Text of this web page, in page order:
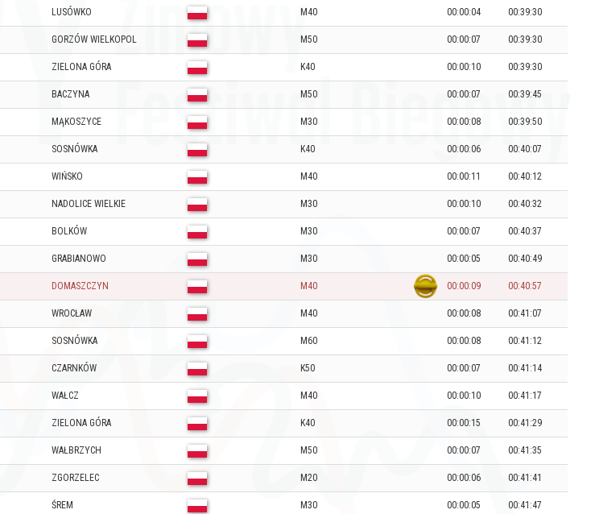
LUSÓWKO M40 00:00:04 00:39:30
GORZÓW WIELKOPOL M50 00:00:07 00:39:30
ZIELONA GÓRA K40 00:00:10 00:39:30
BACZYNA M50 00:00:07 00:39:45
MĄKOSZYCE M30 00:00:08 00:39:50
SOSNÓWKA K40 00:00:06 00:40:07
WIŃSKO M40 00:00:11 00:40:12
NADOLICE WIELKIE M30 00:00:10 00:40:32
BOLKÓW M30 00:00:07 00:40:37
GRABIANOWO M30 00:00:05 00:40:49
DOMASZCZYN M40 00:00:09 00:40:57
WROCŁAW M40 00:00:08 00:41:07
SOSNÓWKA M60 00:00:08 00:41:12
CZARNKÓW K50 00:00:07 00:41:14
WAŁCZ M40 00:00:10 00:41:17
ZIELONA GÓRA K40 00:00:15 00:41:29
WAŁBRZYCH M50 00:00:07 00:41:35
ZGORZELEC M20 00:00:06 00:41:41
ŚREM M30 00:00:05 00:41:47